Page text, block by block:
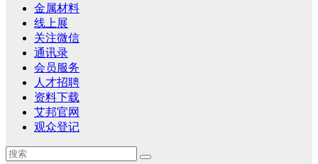
金属材料
线上展
关注微信
通讯录
会员服务
人才招聘
资料下载
艾邦官网
观众登记